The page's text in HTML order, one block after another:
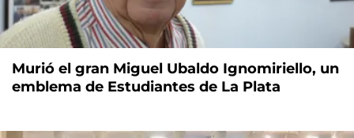
Murió el gran Miguel Ubaldo Ignomiriello, un
emblema de Estudiantes de La Plata